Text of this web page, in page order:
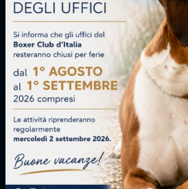
BOXER CLUB
Codice Etico
ENTE NAZIONALE DELLA
UFFICIO CENTRALE DEL
GENEALOGICO: